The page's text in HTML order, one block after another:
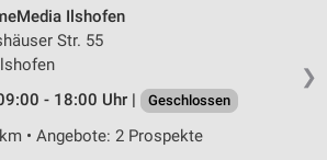
❯
Ilshofen
Str. 55
- 18:00 Uhr |
Geschlossen
• Angebote: 2 Prospekte
Zugriff auf Informationen
Daten zur Auswahl von
für personalisierte